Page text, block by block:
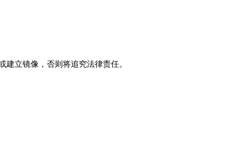
建立镜像，否则将追究法律责任。